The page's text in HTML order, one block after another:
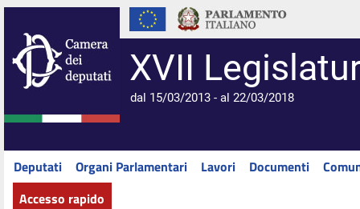
XVII
dal 15/03/2013 - al 22/03/2018
Deputati Organi Parlamentari Lavori Documenti
Accesso rapido